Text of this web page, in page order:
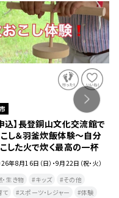
込】長登銅山文化交流館で
し＆羽釜炊飯体験～自分
した火で炊く最高の一杯
年8月16日（日）・9月22日（祝・火）
生き物
キッズ
その他
て
スポーツ・レジャー
体験